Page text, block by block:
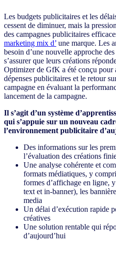
Les budgets publicitaires et les
cessent de diminuer, mais la
des campagnes publicitaires
marketing mix d’ une marque. Les
besoin d’une nouvelle approche
s’assurer que leurs créations
Optimizer de GfK a été conçu pour
dépenses publicitaires et le retour
campagne en évaluant la
lancement de la campagne.
Il s’agit d’un système
qui s’appuie sur un nouveau
l’environnement publicitaire
Des informations sur les
l’évaluation des créations
Une analyse cohérente et
formats médiatiques, y
formes d’affichage en ligne,
text et in-banner), les
media
Un délai d’exécution rapide
créatives
Une solution rentable qui
d’aujourd’hui